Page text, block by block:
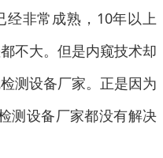
经非常成熟，10年以上
不大。但是内窥技术却
测设备厂家。正是因为
测设备厂家都没有解决